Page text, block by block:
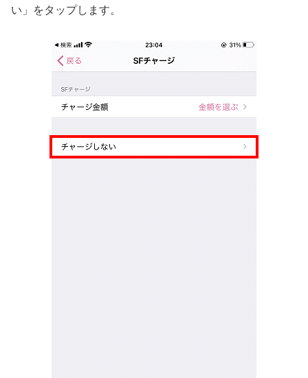
い」をタップします。